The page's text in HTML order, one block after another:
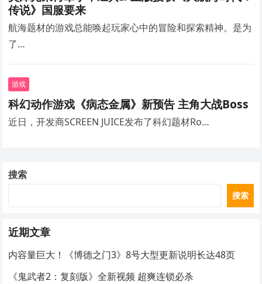
传说》国服要来
航海题材的游戏总能唤起玩家心中的冒险和探索精神。是为
了…
游戏
科幻动作游戏《病态金属》新预告 主角大战Boss
近日，开发商SCREEN JUICE发布了科幻题材Ro…
搜索
搜索
近期文章
内容量巨大！《博德之门3》8号大型更新说明长达48页
《鬼武者2：复刻版》全新视频 超爽连锁必杀